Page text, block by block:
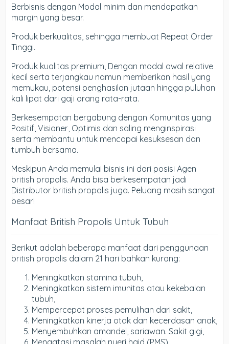
Berbisnis dengan Modal minim dan mendapatkan
margin yang besar.
Produk berkualitas, sehingga membuat Repeat Order
Tinggi.
Produk kualitas premium, Dengan modal awal relative
kecil serta terjangkau namun memberikan hasil yang
memukau, potensi penghasilan jutaan hingga puluhan
kali lipat dari gaji orang rata-rata.
Berkesempatan bergabung dengan Komunitas yang
Positif, Visioner, Optimis dan saling menginspirasi
serta membantu untuk mencapai kesuksesan dan
tumbuh bersama.
Meskipun Anda memulai bisnis ini dari posisi Agen
british propolis. Anda bisa berkesempatan jadi
Distributor british propolis juga. Peluang masih sangat
besar!
Manfaat British Propolis Untuk Tubuh
Berikut adalah beberapa manfaat dari penggunaan
british propolis dalam 21 hari bahkan kurang:
Meningkatkan stamina tubuh,
Meningkatkan sistem imunitas atau kekebalan
tubuh,
Mempercepat proses pemulihan dari sakit,
Meningkatkan kinerja otak dan kecerdasan anak,
Menyembuhkan amandel, sariawan. Sakit gigi,